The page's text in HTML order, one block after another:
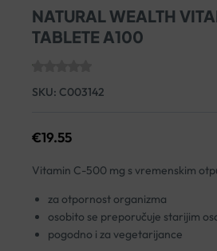
NATURAL WEALTH
TABLETE A100
SKU: C003142
€19.55
Vitamin C-500 mg s vremenskim
za otpornost organizma
osobito se preporučuje starijim
pogodno i za vegetarijance